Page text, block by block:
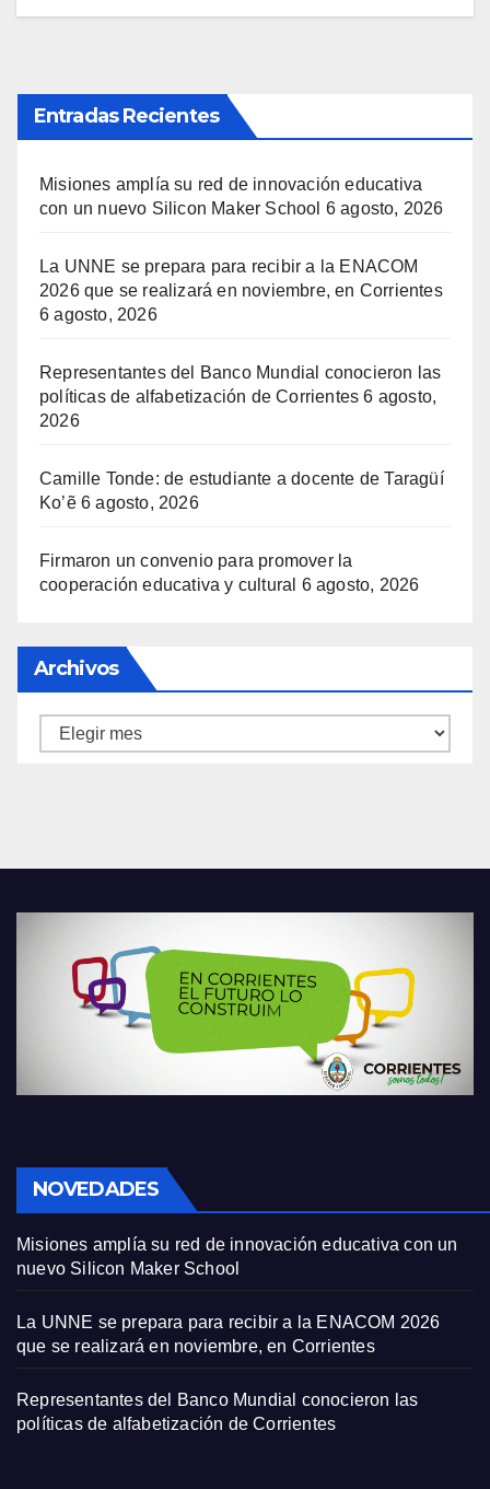
Entradas Recientes
Misiones amplía su red de innovación educativa
con un nuevo Silicon Maker School 6 agosto, 2026
La UNNE se prepara para recibir a la ENACOM
2026 que se realizará en noviembre, en Corrientes
6 agosto, 2026
Representantes del Banco Mundial conocieron las
políticas de alfabetización de Corrientes 6 agosto,
2026
Camille Tonde: de estudiante a docente de Taragüí
Ko’ẽ 6 agosto, 2026
Firmaron un convenio para promover la
cooperación educativa y cultural 6 agosto, 2026
Archivos
Archivos
NOVEDADES
Misiones amplía su red de innovación educativa con un
nuevo Silicon Maker School
La UNNE se prepara para recibir a la ENACOM 2026
que se realizará en noviembre, en Corrientes
Representantes del Banco Mundial conocieron las
políticas de alfabetización de Corrientes